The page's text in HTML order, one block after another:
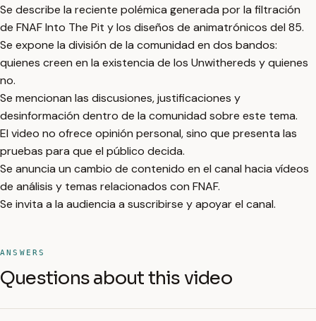
Se describe la reciente polémica generada por la filtración
de FNAF Into The Pit y los diseños de animatrónicos del 85.
Se expone la división de la comunidad en dos bandos:
quienes creen en la existencia de los Unwithereds y quienes
no.
Se mencionan las discusiones, justificaciones y
desinformación dentro de la comunidad sobre este tema.
El video no ofrece opinión personal, sino que presenta las
pruebas para que el público decida.
Se anuncia un cambio de contenido en el canal hacia vídeos
de análisis y temas relacionados con FNAF.
Se invita a la audiencia a suscribirse y apoyar el canal.
ANSWERS
Questions about this video